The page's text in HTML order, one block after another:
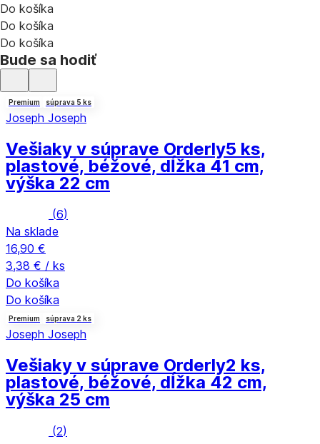
Do košíka
Do košíka
Do košíka
Bude sa hodiť
Premium súprava 5 ks
Joseph Joseph
Vešiaky v súprave Orderly5 ks,
plastové, béžové, dĺžka 41 cm,
výška 22 cm
(6)
Na sklade
16,90 €
3,38 € / ks
Do košíka
Do košíka
Premium súprava 2 ks
Joseph Joseph
Vešiaky v súprave Orderly2 ks,
plastové, béžové, dĺžka 42 cm,
výška 25 cm
(2)